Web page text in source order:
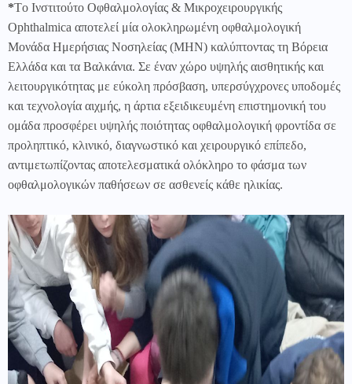
*Tο Ινστιτούτο Οφθαλμολογίας & Μικροχειρουργικής
Ophthalmica αποτελεί μία ολοκληρωμένη οφθαλμολογική
Μονάδα Ημερήσιας Νοσηλείας (ΜΗΝ) καλύπτοντας τη Βόρεια
Ελλάδα και τα Βαλκάνια. Σε έναν χώρο υψηλής αισθητικής και
λειτουργικότητας με εύκολη πρόσβαση, υπερσύγχρονες υποδομές
και τεχνολογία αιχμής, η άρτια εξειδικευμένη επιστημονική του
ομάδα προσφέρει υψηλής ποιότητας οφθαλμολογική φροντίδα σε
προληπτικό, κλινικό, διαγνωστικό και χειρουργικό επίπεδο,
αντιμετωπίζοντας αποτελεσματικά ολόκληρο το φάσμα των
οφθαλμολογικών παθήσεων σε ασθενείς κάθε ηλικίας.